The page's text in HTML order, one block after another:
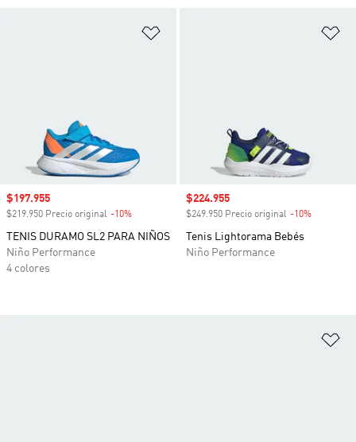
Precio de venta
$197.955
$219.950 Precio original -10%
TENIS DURAMO SL2 PARA NIÑOS
Niño Performance
4 colores
Precio de venta
$224.955
$249.950 Precio original -10%
Tenis Lightorama Bebés
Niño Performance